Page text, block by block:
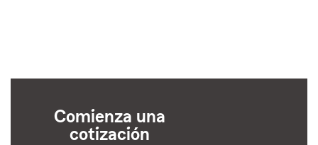
Comienza una
cotización